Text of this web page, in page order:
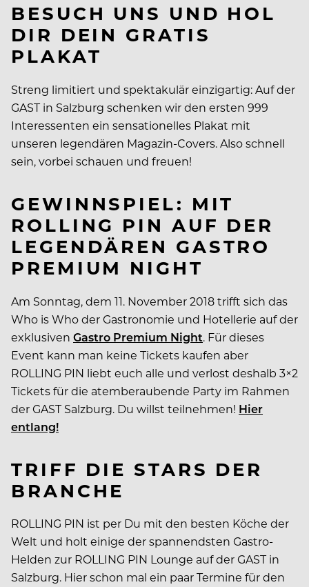
BESUCH UNS UND HOL
DIR DEIN GRATIS
PLAKAT
Streng limitiert und spektakulär einzigartig: Auf der
GAST in Salzburg schenken wir den ersten 999
Interessenten ein sensationelles Plakat mit
unseren legendären Magazin-Covers. Also schnell
sein, vorbei schauen und freuen!
GEWINNSPIEL: MIT
ROLLING PIN AUF DER
LEGENDÄREN GASTRO
PREMIUM NIGHT
Am Sonntag, dem 11. November 2018 trifft sich das
Who is Who der Gastronomie und Hotellerie auf der
exklusiven Gastro Premium Night. Für dieses
Event kann man keine Tickets kaufen aber
ROLLING PIN liebt euch alle und verlost deshalb 3×2
Tickets für die atemberaubende Party im Rahmen
der GAST Salzburg. Du willst teilnehmen! Hier
entlang!
TRIFF DIE STARS DER
BRANCHE
ROLLING PIN ist per Du mit den besten Köche der
Welt und holt einige der spannendsten Gastro-
Helden zur ROLLING PIN Lounge auf der GAST in
Salzburg. Hier schon mal ein paar Termine für den